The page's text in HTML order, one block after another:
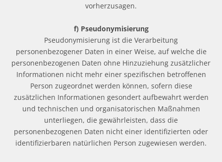
vorherzusagen.
f) Pseudonymisierung
Pseudonymisierung ist die Verarbeitung
personenbezogener Daten in einer Weise, auf welche die
personenbezogenen Daten ohne Hinzuziehung zusätzlicher
Informationen nicht mehr einer spezifischen betroffenen
Person zugeordnet werden können, sofern diese
zusätzlichen Informationen gesondert aufbewahrt werden
und technischen und organisatorischen Maßnahmen
unterliegen, die gewährleisten, dass die
personenbezogenen Daten nicht einer identifizierten oder
identifizierbaren natürlichen Person zugewiesen werden.